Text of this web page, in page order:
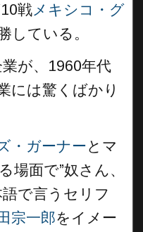
戦 メキシコ・グ
している。
が、1960年代
には驚くばかり
・ガーナーとマ
場面で”奴さん、
で言うセリフ
宗一郎をイメー